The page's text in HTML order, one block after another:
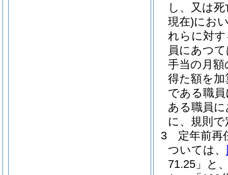
し、又は
現在)にお
れらに対
員にあつ
手当の月
得た額を加
である職
ある職員
に、規則
3
定年前再
ついては、
71.25」と